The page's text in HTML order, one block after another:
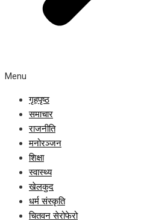
Menu
गृहपृष्ठ
समाचार
राजनीति
मनोरञ्जन
शिक्षा
स्वास्थ्य
खेलकुद
धर्म संस्कृति
चितवन सेरोफेरो